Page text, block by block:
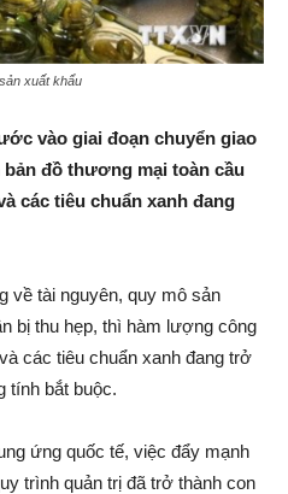
xuất khẩu
vào giai đoạn chuyển giao
đồ thương mại toàn cầu
các tiêu chuẩn xanh đang
về tài nguyên, quy mô sản
bị thu hẹp, thì hàm lượng công
các tiêu chuẩn xanh đang trở
tính bắt buộc.
ứng quốc tế, việc đẩy mạnh
trình quản trị đã trở thành con